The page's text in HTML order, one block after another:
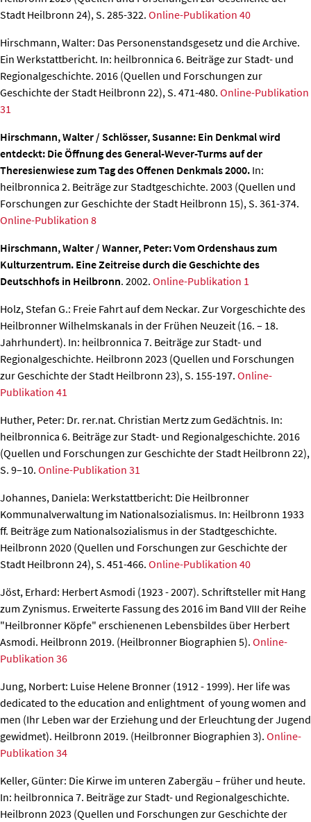
Stadt Heilbronn 24), S. 285-322. Online-Publikation 40
Hirschmann, Walter: Das Personenstandsgesetz und die Archive.
Ein Werkstattbericht. In: heilbronnica 6. Beiträge zur Stadt- und
Regionalgeschichte. 2016 (Quellen und Forschungen zur
Geschichte der Stadt Heilbronn 22), S. 471-480. Online-Publikation
31
Hirschmann, Walter / Schlösser, Susanne: Ein Denkmal wird
entdeckt: Die Öffnung des General-Wever-Turms auf der
Theresienwiese zum Tag des Offenen Denkmals 2000. In:
heilbronnica 2. Beiträge zur Stadtgeschichte. 2003 (Quellen und
Forschungen zur Geschichte der Stadt Heilbronn 15), S. 361-374.
Online-Publikation 8
Hirschmann, Walter / Wanner, Peter: Vom Ordenshaus zum
Kulturzentrum. Eine Zeitreise durch die Geschichte des
Deutschhofs in Heilbronn. 2002. Online-Publikation 1
Holz, Stefan G.: Freie Fahrt auf dem Neckar. Zur Vorgeschichte des
Heilbronner Wilhelmskanals in der Frühen Neuzeit (16. – 18.
Jahrhundert). In: heilbronnica 7. Beiträge zur Stadt- und
Regionalgeschichte. Heilbronn 2023 (Quellen und Forschungen
zur Geschichte der Stadt Heilbronn 23), S. 155-197. Online-
Publikation 41
Huther, Peter: Dr. rer.nat. Christian Mertz zum Gedächtnis. In:
heilbronnica 6. Beiträge zur Stadt- und Regionalgeschichte. 2016
(Quellen und Forschungen zur Geschichte der Stadt Heilbronn 22),
S. 9–10. Online-Publikation 31
Johannes, Daniela: Werkstattbericht: Die Heilbronner
Kommunalverwaltung im Nationalsozialismus. In: Heilbronn 1933
ff. Beiträge zum Nationalsozialismus in der Stadtgeschichte.
Heilbronn 2020 (Quellen und Forschungen zur Geschichte der
Stadt Heilbronn 24), S. 451-466. Online-Publikation 40
Jöst, Erhard: Herbert Asmodi (1923 - 2007). Schriftsteller mit Hang
zum Zynismus. Erweiterte Fassung des 2016 im Band VIII der Reihe
"Heilbronner Köpfe" erschienenen Lebensbildes über Herbert
Asmodi. Heilbronn 2019. (Heilbronner Biographien 5). Online-
Publikation 36
Jung, Norbert: Luise Helene Bronner (1912 - 1999). Her life was
dedicated to the education and enlightment of young women and
men (Ihr Leben war der Erziehung und der Erleuchtung der Jugend
gewidmet). Heilbronn 2019. (Heilbronner Biographien 3). Online-
Publikation 34
Keller, Günter: Die Kirwe im unteren Zabergäu – früher und heute.
In: heilbronnica 7. Beiträge zur Stadt- und Regionalgeschichte.
Heilbronn 2023 (Quellen und Forschungen zur Geschichte der